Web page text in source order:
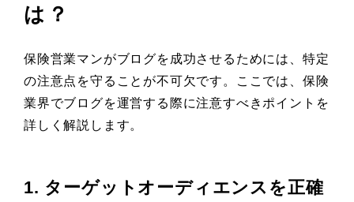
は？
保険営業マンがブログを成功させるためには、特定
の注意点を守ることが不可欠です。ここでは、保険
業界でブログを運営する際に注意すべきポイントを
詳しく解説します。
1. ターゲットオーディエンスを正確